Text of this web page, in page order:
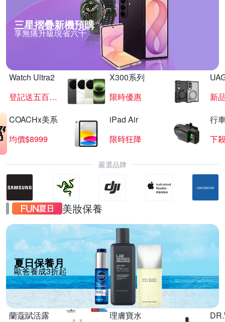
三星摺疊新機預購
享無痛升級現省六千
Watch Ultra2
登記送五百超贈點
X300系列
限時優惠
新
COACHx美系
均價$8999
iPad Air
限時狂降
行
下
嚴選品牌
美妝保養
夏日保養月
歐爸養成3折起
蘭蔻賦活露
理膚寶水